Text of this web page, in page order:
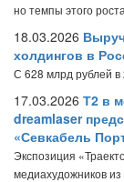
но темпы этого
18.03.2026
холдингов в
С 628 млрд рублей в
17.03.2026 Т2 в
dreamlaser
«Севкабель
Экспозиция
медиахудожников